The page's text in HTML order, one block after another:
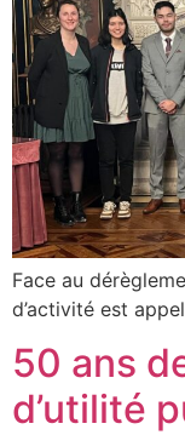
Face au
d’activité est
50 ans
d’utilité